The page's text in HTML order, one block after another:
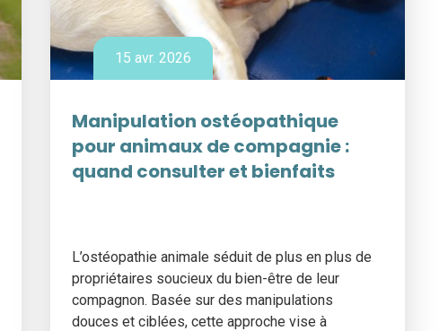
15 avr. 2026
Manipulation ostéopathique
pour animaux de compagnie :
quand consulter et bienfaits
L’ostéopathie animale séduit de plus en plus de
propriétaires soucieux du bien-être de leur
compagnon. Basée sur des manipulations
douces et ciblées, cette approche vise à